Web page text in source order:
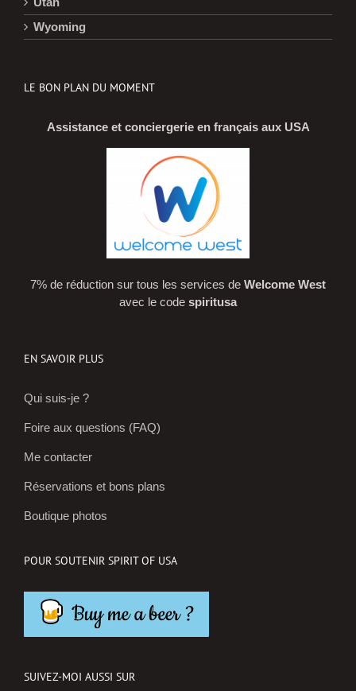
RESTEZ INFORMÉS !
newsletter pour découvrir les
et prochaines sessions de
voyages photos dans l'Ouest
américain !
Wyoming
LE BON PLAN DU MOMENT
Assistance et conciergerie en français aux USA
7% de réduction sur tous les services de Welcome West
avec le code spiritusa
EN SAVOIR PLUS
Qui suis-je ?
Foire aux questions (FAQ)
Me contacter
Réservations et bons plans
Boutique photos
POUR SOUTENIR SPIRIT OF USA
SUIVEZ-MOI AUSSI SUR